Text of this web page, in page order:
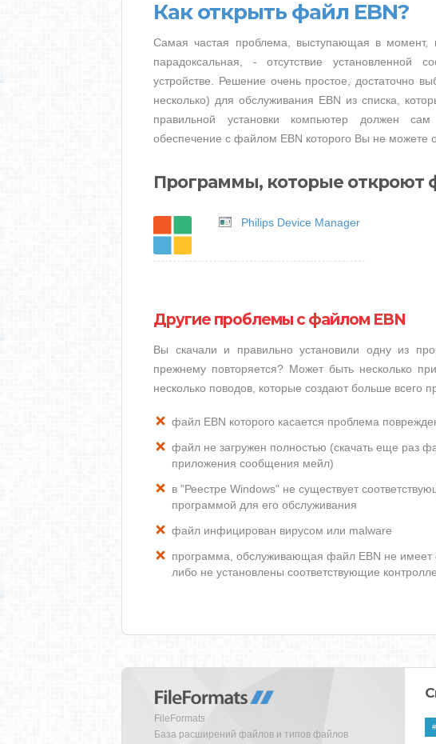
Как открыть файл EBN?
Самая частая проблема, выступающая в момент,
парадоксальная, - отсутствие установленной
устройстве. Решение очень простое, достаточно
несколько) для обслуживания EBN из списка,
правильной установки компьютер должен сам
обеспечение с файлом EBN которого Вы не можете
Программы, которые откроют
Philips Device Manager
Другие проблемы с файлом EBN
Вы скачали и правильно установили одну из
прежнему повторяется? Может быть несколько
несколько поводов, которые создают больше всего
файл EBN которого касается проблема
файл не загружен полностью (скачать еще раз
приложения сообщения мейл)
в "Реестре Windows" не существует
программой для его обслуживания
файл инфицирован вирусом или malware
программа, обслуживающая файл EBN не имеет
либо не установлены соответствующие
FileFormats
База расширений файлов и типов файлов
#